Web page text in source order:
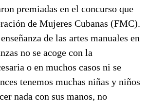
premiadas en el concurso que
de Mujeres Cubanas (FMC).
de las artes manuales en
no se acoge con la
o en muchos casos ni se
tenemos muchas niñas y niños
nada con sus manos, no